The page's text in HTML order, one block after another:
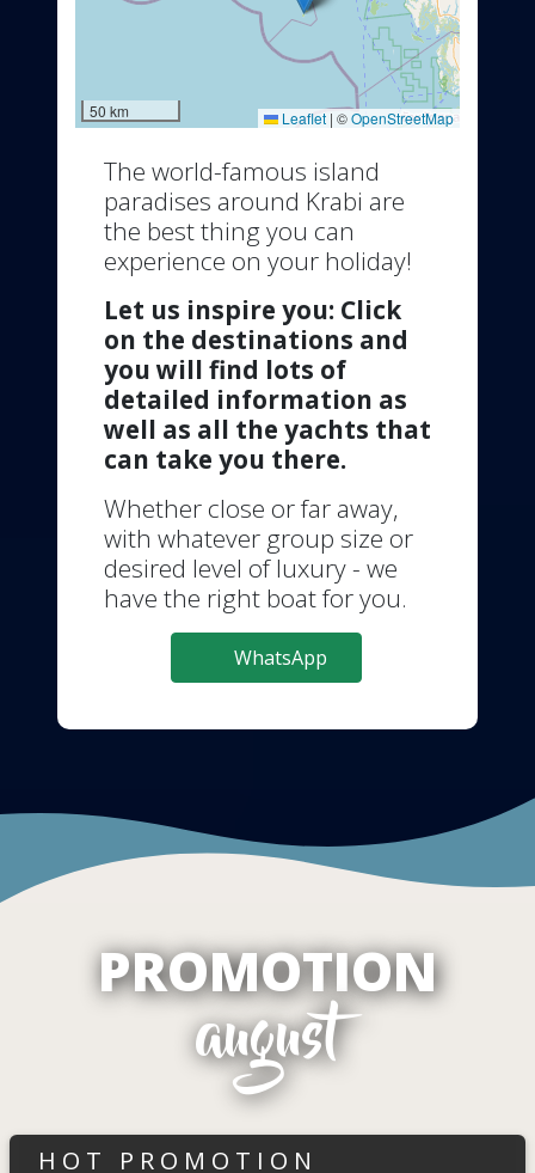
50 km Leaflet | ©OpenStreetMap
The world-famous island
paradises around Krabi are
the best thing you can
experience on your holiday!
Let us inspire you: Click
on the destinations and
you will find lots of
detailed information as
well as all the yachts that
can take you there.
Whether close or far away,
with whatever group size or
desired level of luxury - we
have the right boat for you.
WhatsApp
PROMOTION
august
HOT PROMOTION